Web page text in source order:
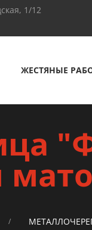
1/12
ЖЕСТЯНЫЕ